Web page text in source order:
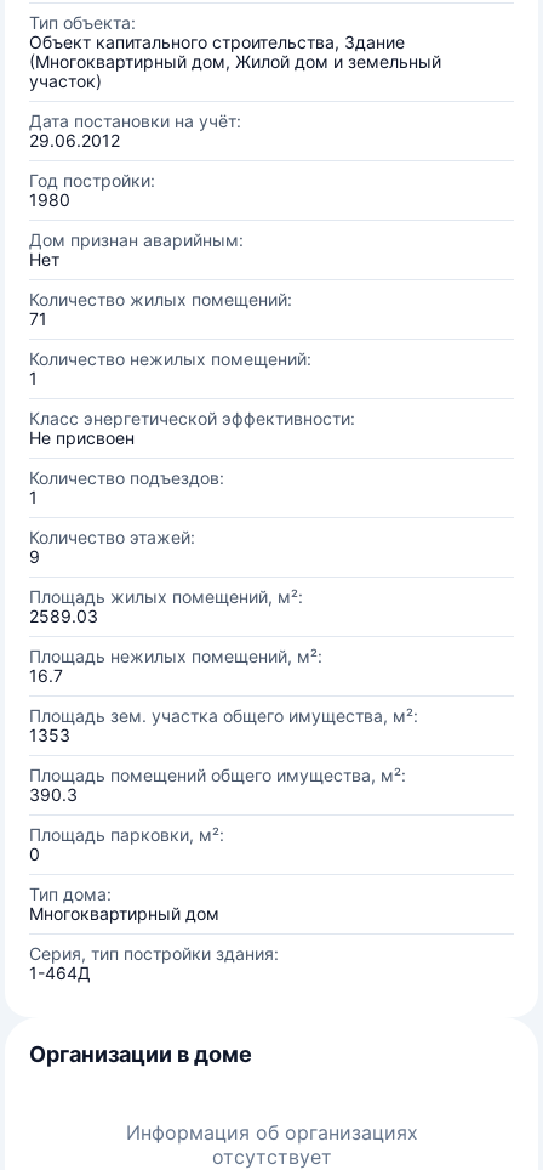
Тип объекта:
Объект капитального строительства, Здание
(Многоквартирный дом, Жилой дом и земельный
участок)
Дата постановки на учёт:
29.06.2012
Год постройки:
1980
Дом признан аварийным:
Нет
Количество жилых помещений:
71
Количество нежилых помещений:
1
Класс энергетической эффективности:
Не присвоен
Количество подъездов:
1
Количество этажей:
9
Площадь жилых помещений, м²:
2589.03
Площадь нежилых помещений, м²:
16.7
Площадь зем. участка общего имущества, м²:
1353
Площадь помещений общего имущества, м²:
390.3
Площадь парковки, м²:
0
Тип дома:
Многоквартирный дом
Серия, тип постройки здания:
1-464Д
Организации в доме
Информация об организациях
отсутствует